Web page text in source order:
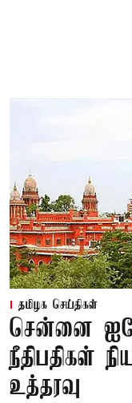
தமிழக செய்திகள்
சென்னை
நீதிபதிகள்
உத்தரவு